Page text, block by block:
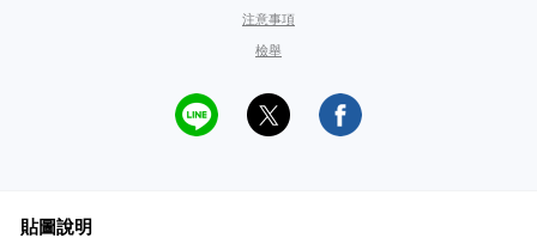
注意事項
檢舉
貼圖說明